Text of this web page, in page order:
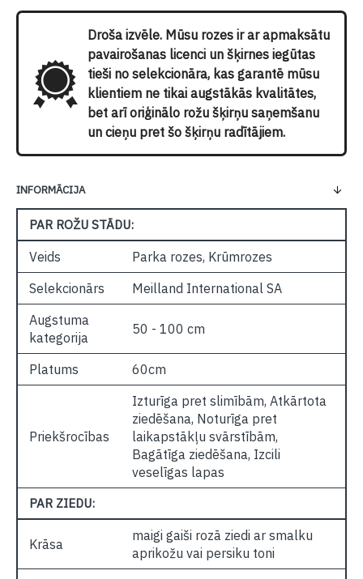
Droša izvēle. Mūsu rozes ir ar apmaksātu
pavairošanas licenci un šķirnes iegūtas
tieši no selekcionāra, kas garantē mūsu
klientiem ne tikai augstākās kvalitātes,
bet arī oriģinālo rožu šķirņu saņemšanu
un cieņu pret šo šķirņu radītājiem.
INFORMĀCIJA
PAR ROŽU STĀDU:
Veids
Parka rozes, Krūmrozes
Selekcionārs
Meilland International SA
Augstuma
kategorija
50 - 100 cm
Platums 60cm
Priekšrocības
Izturīga pret slimībām, Atkārtota
ziedēšana, Noturīga pret
laikapstākļu svārstībām,
Bagātīga ziedēšana, Izcili
veselīgas lapas
PAR ZIEDU:
Krāsa
maigi gaiši rozā ziedi ar smalku
aprikožu vai persiku toni